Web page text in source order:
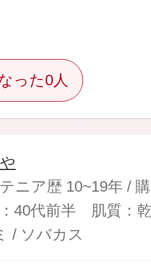
った0人
テニア歴 10~19年 /
40代前半 肌質：
/ ソバカス